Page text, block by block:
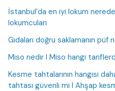
İstanbul’da en iyi lokum
lokumcuları
Gıdaları doğru saklamanın püf
Miso nedir I Miso hangi
Kesme tahtalarının hangisi
tahtası güvenli mi I Ahşap